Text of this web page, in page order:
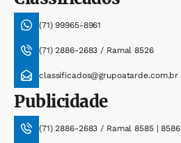
(71) 99965-8961
(71) 2886-2683 / Ramal 8526
classificados@grupoatarde.com.br
Publicidade
(71) 2886-2683 / Ramal 8585 | 8586